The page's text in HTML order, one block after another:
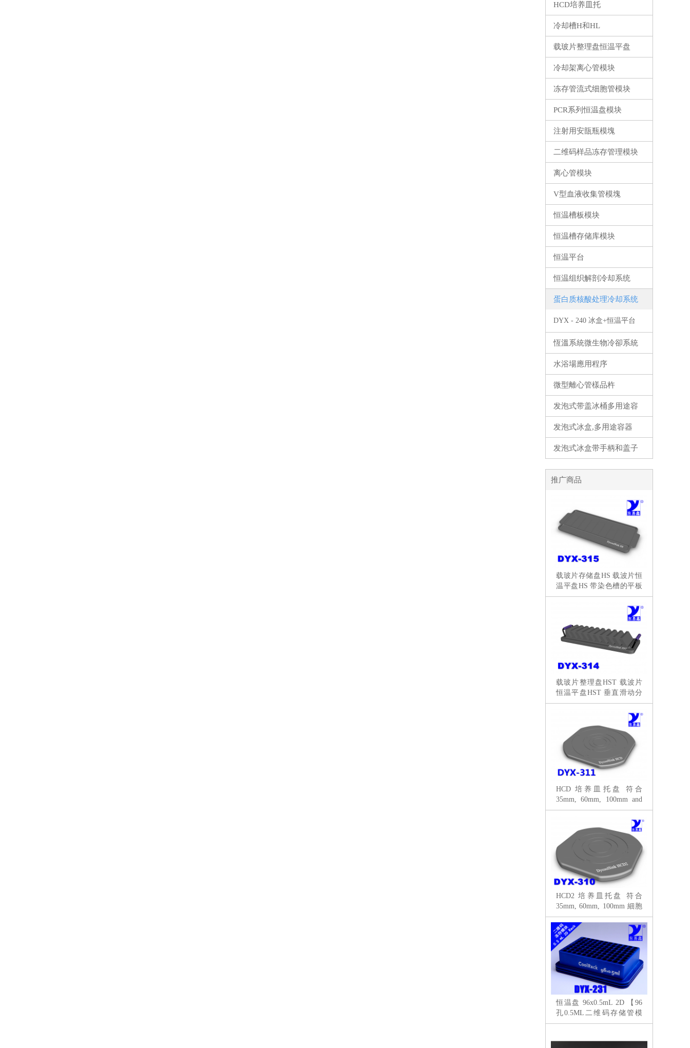
HCD培养皿托
冷却槽H和HL
载玻片整理盘恒温平盘
冷却架离心管模块
冻存管流式细胞管模块
PCR系列恒温盘模块
注射用安瓿瓶模塊
二维码样品冻存管理模块
离心管模块
V型血液收集管模塊
恒温槽板模块
恒温槽存储库模块
恒温平台
恒温组织解剖冷却系统
蛋白质核酸处理冷却系统
DYX - 240 冰盒+恒温平台
+恒温盘M30-PF +恒温槽96F
恆溫系統微生物冷卻系統
水浴場應用程序
微型離心管樣品杵
发泡式带盖冰桶多用途容
器
发泡式冰盒,多用途容器
发泡式冰盒带手柄和盖子
推广商品
载玻片存储盘HS 载波片恒
温平盘HS 带染色槽的平板
分拣
载玻片整理盘HST 载波片
恒温平盘HST 垂直滑动分
拣
HCD 培养皿托盘 符合
35mm, 60mm, 100mm and
150mm 細胞培養皿
HCD2 培养皿托盘 符合
35mm, 60mm, 100mm 細胞
培養皿
恒温盘 96x0.5mL 2D 【96
孔0.5ML二维码存储管模
块】U 形孔-Shape